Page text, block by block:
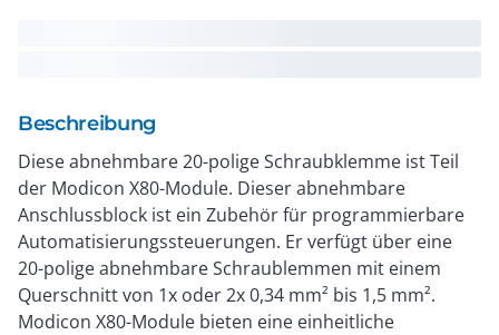
Beschreibung
Diese abnehmbare 20-polige Schraubklemme ist Teil
der Modicon X80-Module. Dieser abnehmbare
Anschlussblock ist ein Zubehör für programmierbare
Automatisierungssteuerungen. Er verfügt über eine
20-polige abnehmbare Schraublemmen mit einem
Querschnitt von 1x oder 2x 0,34 mm² bis 1,5 mm².
Modicon X80-Module bieten eine einheitliche